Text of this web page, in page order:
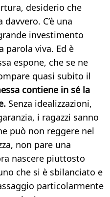
desiderio che
C’è una
investimento
parola viva. Ed è
espone, che se ne
quasi subito il
contiene in sé la
Senza idealizzazioni,
i ragazzi sanno
può non reggere nel
non pare una
nascere piuttosto
che si è sbilanciato e
particolarmente